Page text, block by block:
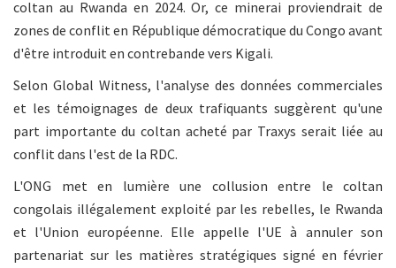
coltan au Rwanda en 2024. Or, ce minerai proviendrait de
zones de conflit en République démocratique du Congo avant
d'être introduit en contrebande vers Kigali.
Selon Global Witness, l'analyse des données commerciales
et les témoignages de deux trafiquants suggèrent qu'une
part importante du coltan acheté par Traxys serait liée au
conflit dans l'est de la RDC.
L'ONG met en lumière une collusion entre le coltan
congolais illégalement exploité par les rebelles, le Rwanda
et l'Union européenne. Elle appelle l'UE à annuler son
partenariat sur les matières stratégiques signé en février